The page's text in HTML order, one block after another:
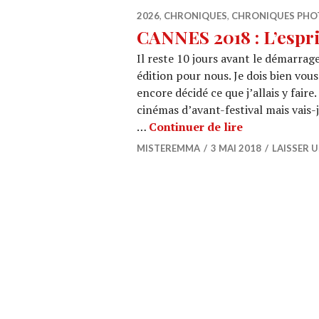
2026, CHRONIQUES, CHRONIQUES
CANNES 2018 :
Il reste 10 jours avant le
édition pour nous. Je dois bien
encore décidé ce que j’allais y
cinémas d’avant-festival mais
… Continuer de lireCANNES
MISTEREMMA 3 MAI 2018 LAISSER